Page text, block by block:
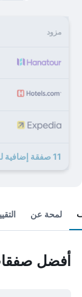
مزود
11 صفقة إضافية لـ فندق أوبرا كولونيا
لمحة عن
أفضل